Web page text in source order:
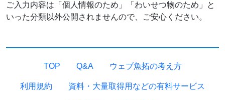
ご入力内容は「個人情報のため」「わいせつ物のため」と
いった分類以外公開されませんので、ご安心ください。
TOP Q&A ウェブ魚拓の考え方
利用規約 資料・大量取得用などの有料サービス